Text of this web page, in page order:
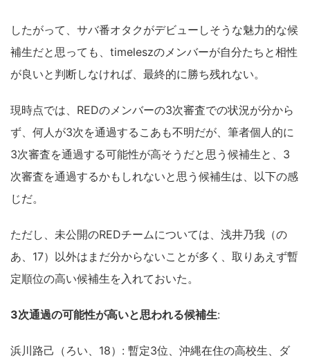
したがって、サバ番オタクがデビューしそうな魅力的な候
補生だと思っても、timeleszのメンバーが自分たちと相性
が良いと判断しなければ、最終的に勝ち残れない。
現時点では、REDのメンバーの3次審査での状況が分から
ず、何人が3次を通過するこあも不明だが、筆者個人的に
3次審査を通過する可能性が高そうだと思う候補生と、3
次審査を通過するかもしれないと思う候補生は、以下の感
じだ。
ただし、未公開のREDチームについては、浅井乃我（の
あ、17）以外はまだ分からないことが多く、取りあえず暫
定順位の高い候補生を入れておいた。
3次通過の可能性が高いと思われる候補生:
浜川路己（ろい、18）: 暫定3位、沖縄在住の高校生、ダ